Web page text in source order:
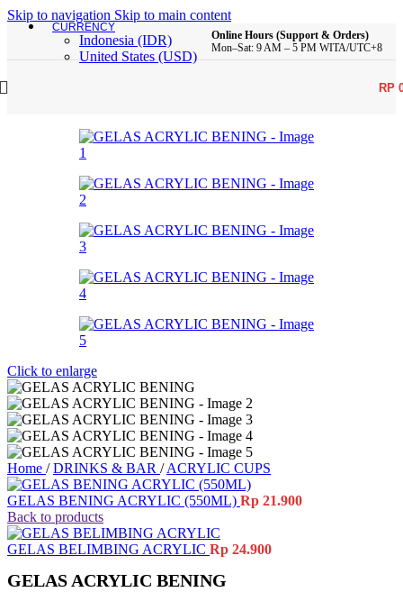
Skip to navigation Skip to main content
CURRENCY
Indonesia (IDR)
United States (USD)
Online Hours (Support & Orders)
Mon–Sat: 9 AM – 5 PM WITA/UTC+8
RP
Click to enlarge
Home / DRINKS & BAR / ACRYLIC CUPS
GELAS BENING ACRYLIC (550ML) Rp 21.900
Back to products
GELAS BELIMBING ACRYLIC Rp 24.900
GELAS ACRYLIC BENING